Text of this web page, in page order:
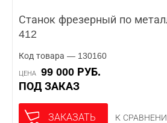
Станок фрезерный по
412
Код товара — 130160
ЦЕНА
99 000 РУБ.
ПОД ЗАКАЗ
ЗАКАЗАТЬ К